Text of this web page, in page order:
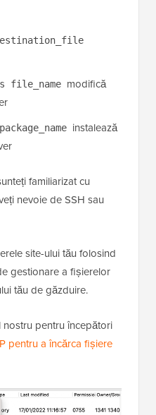
file_name modifică
instalează
familiarizat cu
nevoie de SSH sau
site-ului tău folosind
gestionare a fișierelor
tău de găzduire.
pentru începători
pentru a încărca fișiere